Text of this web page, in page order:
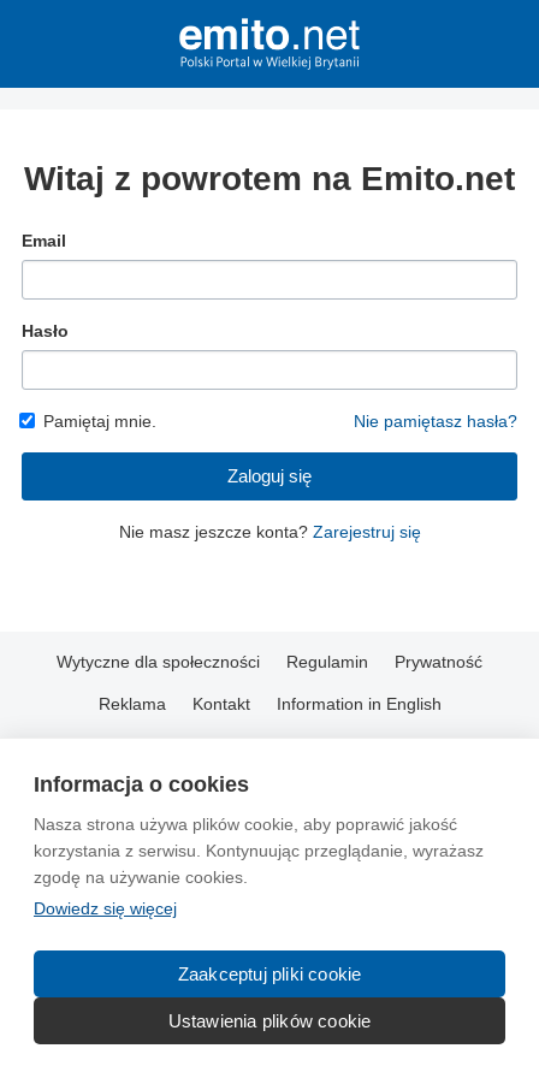
Informacja o cookies
Nasza strona używa plików cookie, aby poprawić jakość
korzystania z serwisu. Kontynuując przeglądanie, wyrażasz
zgodę na używanie cookies.
Dowiedz się więcej
Zaakceptuj pliki cookie
Ustawienia plików cookie
Witaj z powrotem na Emito.net
Email
Hasło
Pamiętaj mnie. Nie pamiętasz hasła?
Zaloguj się
Nie masz jeszcze konta? Zarejestruj się
Wytyczne dla społeczności Regulamin Prywatność
Reklama Kontakt Information in English